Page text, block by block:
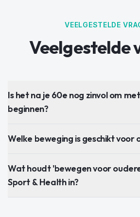
VEELGESTELDE
Veelgestelde
Is het na je 60e nog zinvol om
beginnen?
Welke beweging is geschikt voor
Wat houdt 'bewegen voor
Sport & Health in?